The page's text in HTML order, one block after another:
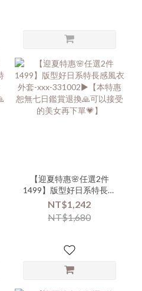
【迎夏特惠🌸任選2件
1499】版型好日系特長感
風衣外套-xxx-
331002▶【本特惠恕無七
日鑑賞退換🙏可以接受的
NT$1,242
NT$1,680